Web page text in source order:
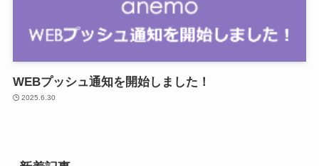
WEBプッシュ通知を開始しました！
2025.6.30